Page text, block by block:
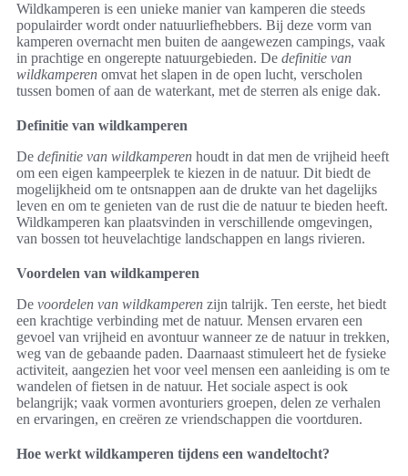
Wildkamperen is een unieke manier van kamperen die steeds
populairder wordt onder natuurliefhebbers. Bij deze vorm van
kamperen overnacht men buiten de aangewezen campings, vaak
in prachtige en ongerepte natuurgebieden. De definitie van
wildkamperen omvat het slapen in de open lucht, verscholen
tussen bomen of aan de waterkant, met de sterren als enige dak.
Definitie van wildkamperen
De definitie van wildkamperen houdt in dat men de vrijheid heeft
om een eigen kampeerplek te kiezen in de natuur. Dit biedt de
mogelijkheid om te ontsnappen aan de drukte van het dagelijks
leven en om te genieten van de rust die de natuur te bieden heeft.
Wildkamperen kan plaatsvinden in verschillende omgevingen,
van bossen tot heuvelachtige landschappen en langs rivieren.
Voordelen van wildkamperen
De voordelen van wildkamperen zijn talrijk. Ten eerste, het biedt
een krachtige verbinding met de natuur. Mensen ervaren een
gevoel van vrijheid en avontuur wanneer ze de natuur in trekken,
weg van de gebaande paden. Daarnaast stimuleert het de fysieke
activiteit, aangezien het voor veel mensen een aanleiding is om te
wandelen of fietsen in de natuur. Het sociale aspect is ook
belangrijk; vaak vormen avonturiers groepen, delen ze verhalen
en ervaringen, en creëren ze vriendschappen die voortduren.
Hoe werkt wildkamperen tijdens een wandeltocht?